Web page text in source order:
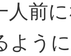
人前
よう